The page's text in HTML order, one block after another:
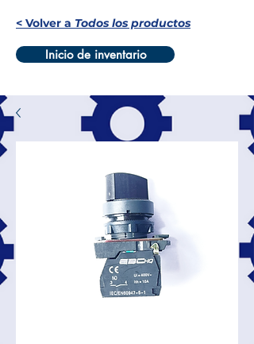
< Volver a Todos los productos
Inicio de inventario